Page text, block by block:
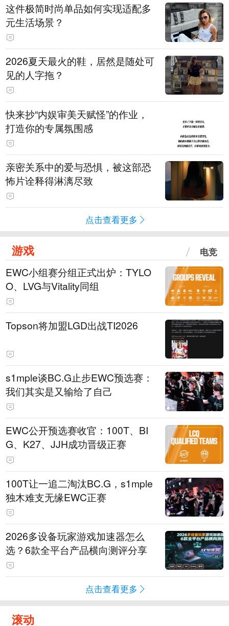
这件极简时尚单品如何实现适配多
元生活场景？
2026夏天最火的鞋，居然是随处可
见的人字拖？
快来抄“内娱审美天赋怪”的作业，
打造你的专属氛围感
亲密关系中的爱与恐惧，被这部恐
怖片诠释得淋漓尽致
点击查看更多
游戏 电竞
EWC小组赛分组正式出炉：TYLO
O、LVG与Vitality同组
Topson将加盟LGD出战TI2026
s1mple谈BC.G止步EWC预选赛：
我们其实是又输给了自己
EWC公开预选赛收官：100T、BI
G、K27、JJH成功晋级正赛
100T让一追二淘汰BC.G，s1mple
独木难支无缘EWC正赛
2026多设备玩家游戏加速器怎么
选？6款全平台产品横向测评分享
点击查看更多
滚动